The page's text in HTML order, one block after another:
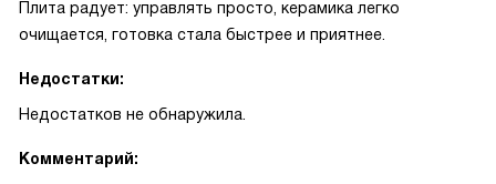
Плита радует: управлять просто, керамика легко
очищается, готовка стала быстрее и приятнее.
Недостатки:
Недостатков не обнаружила.
Комментарий: